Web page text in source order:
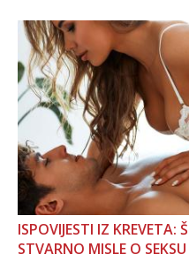
povjerenje. Takođe...
ISPOVIJESTI IZ KREVETA:
STVARNO MISLE O